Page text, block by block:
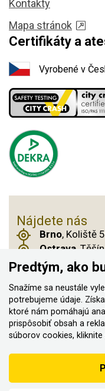
Kontakty
Mapa stránok
Certifikáty a
Vyrobené v
Nájdete nás
Brno, Koliště
Ostrava,
Praha 14,
© 2011–2026 ASN
vyhradené
Vytvorilo
Podľa zákona o
Predtým, ako
Snažíme sa neustále
potrebujeme údaje.
ktoré nám pomáhajú
prispôsobiť obsah a
súborov cookies, kliknite